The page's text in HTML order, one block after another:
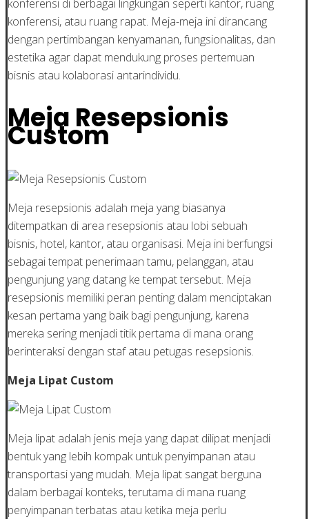
konferensi di berbagai lingkungan seperti kantor, ruang
konferensi, atau ruang rapat. Meja-meja ini dirancang
dengan pertimbangan kenyamanan, fungsionalitas, dan
estetika agar dapat mendukung proses pertemuan
bisnis atau kolaborasi antarindividu.
Meja Resepsionis
Custom
Meja resepsionis adalah meja yang biasanya
ditempatkan di area resepsionis atau lobi sebuah
bisnis, hotel, kantor, atau organisasi. Meja ini berfungsi
sebagai tempat penerimaan tamu, pelanggan, atau
pengunjung yang datang ke tempat tersebut. Meja
resepsionis memiliki peran penting dalam menciptakan
kesan pertama yang baik bagi pengunjung, karena
mereka sering menjadi titik pertama di mana orang
berinteraksi dengan staf atau petugas resepsionis.
Meja Lipat Custom
Meja lipat adalah jenis meja yang dapat dilipat menjadi
bentuk yang lebih kompak untuk penyimpanan atau
transportasi yang mudah. Meja lipat sangat berguna
dalam berbagai konteks, terutama di mana ruang
penyimpanan terbatas atau ketika meja perlu